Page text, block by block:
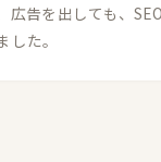
広告を出しても、
た。